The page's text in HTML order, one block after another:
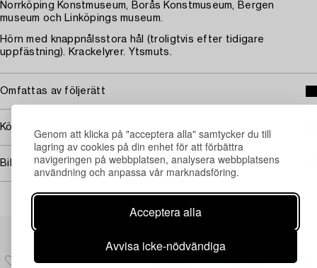
Genom att klicka på "acceptera alla" samtycker du till
lagring av cookies på din enhet för att förbättra
navigeringen på webbplatsen, analysera webbplatsens
användning och anpassa vår marknadsföring.
Acceptera alla
Avvisa icke-nödvändiga
Norrköping Konstmuseum, Borås Konstmuseum, Bergen
museum och Linköpings museum.
Hörn med knappnålsstora hål (troligtvis efter tidigare
uppfästning). Krackelyrer. Ytsmuts.
Omfattas av följerätt
Köpinformation
Bildrättigheter